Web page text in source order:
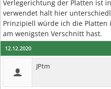
Verlegerichtung der Platten ist
verwendet halt hier
Prinzipiell würde ich die
am wenigsten Verschnitt hast.
12.12.2020
JPtm